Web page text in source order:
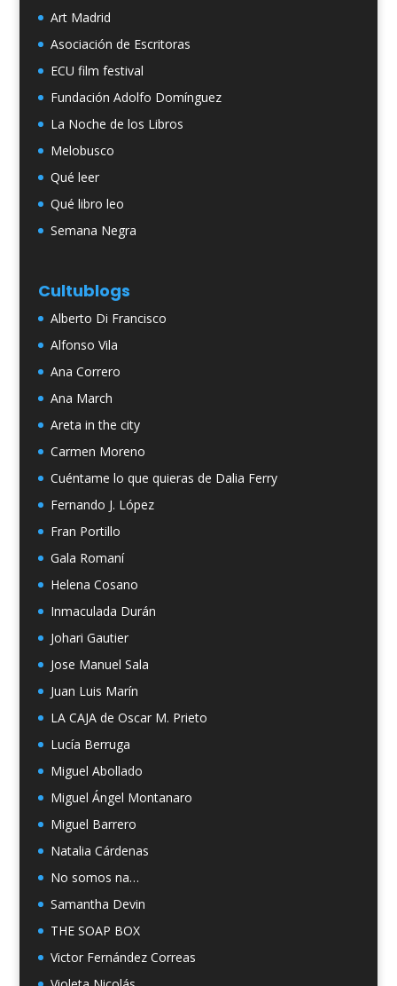
Art Madrid
Asociación de Escritoras
ECU film festival
Fundación Adolfo Domínguez
La Noche de los Libros
Melobusco
Qué leer
Qué libro leo
Semana Negra
Cultublogs
Alberto Di Francisco
Alfonso Vila
Ana Correro
Ana March
Areta in the city
Carmen Moreno
Cuéntame lo que quieras de Dalia Ferry
Fernando J. López
Fran Portillo
Gala Romaní
Helena Cosano
Inmaculada Durán
Johari Gautier
Jose Manuel Sala
Juan Luis Marín
LA CAJA de Oscar M. Prieto
Lucía Berruga
Miguel Abollado
Miguel Ángel Montanaro
Miguel Barrero
Natalia Cárdenas
No somos na…
Samantha Devin
THE SOAP BOX
Victor Fernández Correas